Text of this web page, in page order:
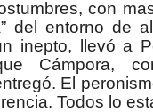
con
del entorno de
inepto, llevó a
Cámpora,
El
Todos lo